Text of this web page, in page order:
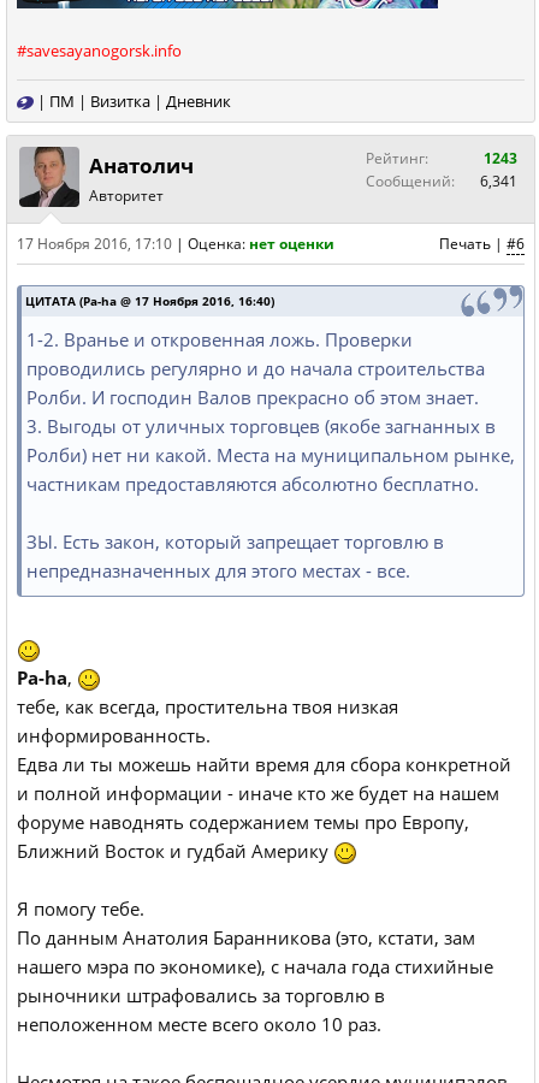
#savesayanogorsk.info
| ПМ | Визитка | Дневник
Анатолич
Авторитет
Рейтинг:
1243
Сообщений:
6,341
Печать | #6
17 Ноября 2016, 17:10 | Оценка: нет оценки
ЦИТАТА (Pa-ha @ 17 Ноября 2016, 16:40)
1-2. Вранье и откровенная ложь. Проверки
проводились регулярно и до начала строительства
Ролби. И господин Валов прекрасно об этом знает.
3. Выгоды от уличных торговцев (якобе загнанных в
Ролби) нет ни какой. Места на муниципальном рынке,
частникам предоставляются абсолютно бесплатно.
ЗЫ. Есть закон, который запрещает торговлю в
непредназначенных для этого местах - все.
Pa-ha,
тебе, как всегда, простительна твоя низкая
информированность.
Едва ли ты можешь найти время для сбора конкретной
и полной информации - иначе кто же будет на нашем
форуме наводнять содержанием темы про Европу,
Ближний Восток и гудбай Америку
Я помогу тебе.
По данным Анатолия Баранникова (это, кстати, зам
нашего мэра по экономике), с начала года стихийные
рыночники штрафовались за торговлю в
неположенном месте всего около 10 раз.